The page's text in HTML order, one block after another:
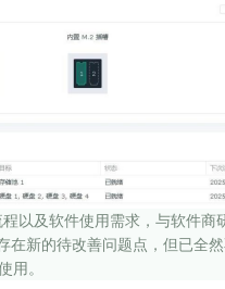
以及软件使用需求，与软件
在新的待改善问题点，但已全
用。